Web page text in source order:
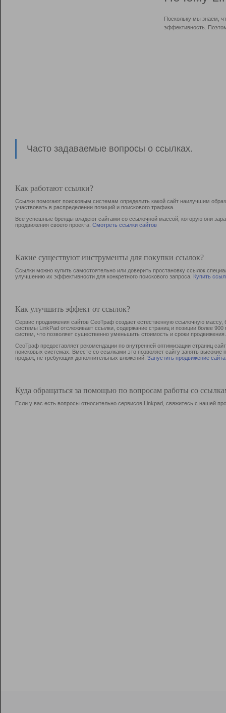
Поскольку мы знаем,
эффективность.
Часто задаваемые вопросы о ссылках.
Как работают ссылки?
Ссылки помогают поисковым системам определить какой сайт наилучшим
участвовать в раcпределении позиций и поискового трафика.
Все успешные бренды владеют сайтами со ссылочной массой, которую они
продвижения своего проекта. Смотреть ссылки сайтов
Какие существуют инструменты для покупки ссылок?
Ссылки можно купить самостоятельно или доверить простановку ссылок
улучшению их эффективности для конкретного поискового запроса. Купить
Как улучшить эффект от ссылок?
Сервис продвижения сайтов СеоТраф создает естественную ссылочную
системы LinkPad отслеживает ссылки, содержание страниц и позиции более
систем, что позволяет существенно уменьшить стоимость и сроки продвижения.
СеоТраф предоставляет рекомендации по внутренней оптимизации страниц
поисковых системах. Вместе со ссылками это позволяет сайту занять
продаж, не требующих дополнительных вложений. Запустить продвижение сайта
Куда обращаться за помощью по вопросам работы со
Если у вас есть вопросы относительно сервисов Linkpad, свяжитесь с нашей